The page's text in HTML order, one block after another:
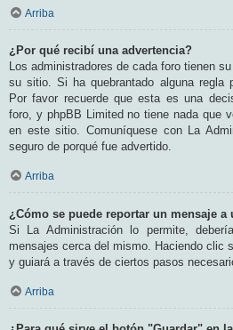
Arriba
¿Por qué recibí una advertencia?
Los administradores de cada foro tienen
su sitio. Si ha quebrantado alguna regla
Por favor recuerde que esta es una
foro, y phpBB Limited no tiene nada que
en este sitio. Comuníquese con La
seguro de porqué fue advertido.
Arriba
¿Cómo se puede reportar un mensaje a
Si La Administración lo permite,
mensajes cerca del mismo. Haciendo clic
y guiará a través de ciertos pasos
Arriba